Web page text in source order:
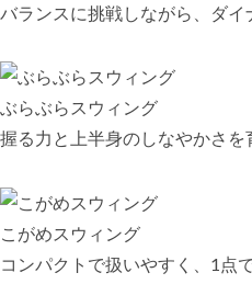
バランスに挑戦しながら、ダイ
ぶらぶらスウィング
握る力と上半身のしなやかさを
こがめスウィング
コンパクトで扱いやすく、1点